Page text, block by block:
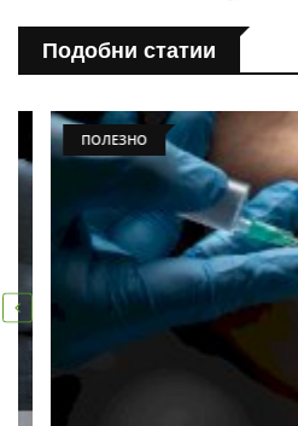
Подобни статии
ПОЛЕЗНО